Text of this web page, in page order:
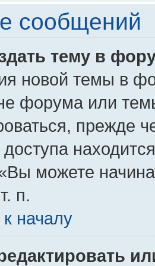
сообщений
тему в
новой темы в
форума или
прежде
можете
п.
началу